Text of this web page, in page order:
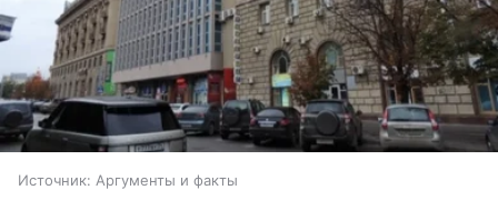
Источник: Аргументы и факты